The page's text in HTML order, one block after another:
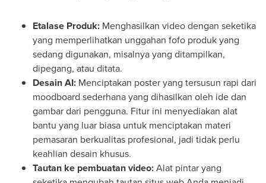
Etalase Produk: Menghasilkan video dengan seketika
yang memperlihatkan unggahan fofo produk yang
sedang digunakan, misalnya yang ditampilkan,
dipegang, atau ditata.
Desain AI: Menciptakan poster yang tersusun rapi dari
moodboard sederhana yang dihasilkan oleh ide dan
gambar dari pengguna. Fitur ini menyediakan alat
bantu yang luar biasa untuk menciptakan materi
pemasaran berkualitas profesional, jadi tidak perlu
keahlian desain khusus.
Tautan ke pembuatan video:Alat pintar yang